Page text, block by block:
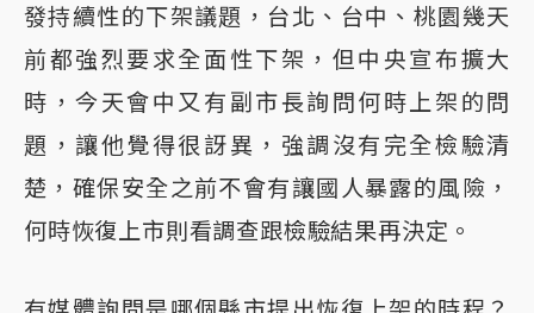
發持續性的下架議題，台北、台中、桃園幾天
前都強烈要求全面性下架，但中央宣布擴大
時，今天會中又有副市長詢問何時上架的問
題，讓他覺得很訝異，強調沒有完全檢驗清
楚，確保安全之前不會有讓國人暴露的風險，
何時恢復上市則看調查跟檢驗結果再決定。